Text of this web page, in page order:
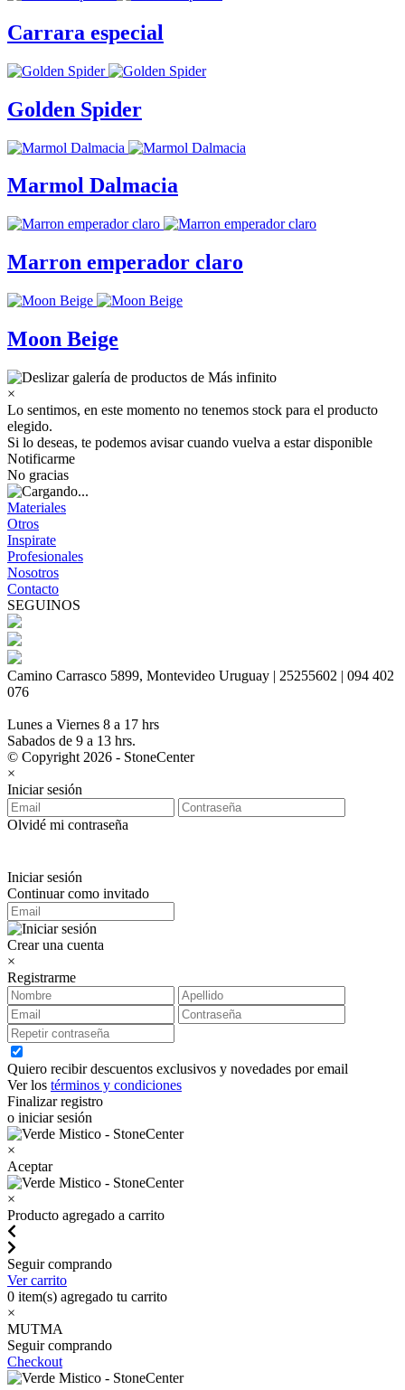
Carrara especial
Golden Spider
Marmol Dalmacia
Marron emperador claro
Moon Beige
×
Lo sentimos, en este momento no tenemos stock para el producto
elegido.
Si lo deseas, te podemos avisar cuando vuelva a estar disponible
Notificarme
No gracias
Materiales
Otros
Inspirate
Profesionales
Nosotros
Contacto
SEGUINOS
Camino Carrasco 5899, Montevideo Uruguay | 25255602 | 094 402
076
Lunes a Viernes 8 a 17 hrs
Sabados de 9 a 13 hrs.
© Copyright 2026 - StoneCenter
×
Iniciar sesión
Olvidé mi contraseña
Iniciar sesión
Continuar como invitado
Crear una cuenta
×
Registrarme
Quiero recibir descuentos exclusivos y novedades por email
Ver los términos y condiciones
Finalizar registro
o iniciar sesión
×
Aceptar
×
Producto agregado a carrito
Seguir comprando
Ver carrito
0 item(s) agregado tu carrito
×
MUTMA
Seguir comprando
Checkout